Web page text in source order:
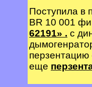
Поступила в
BR 10 001
62191» . с
еще